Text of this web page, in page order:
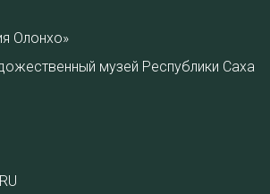
Олонхо»
музей Республики Саха